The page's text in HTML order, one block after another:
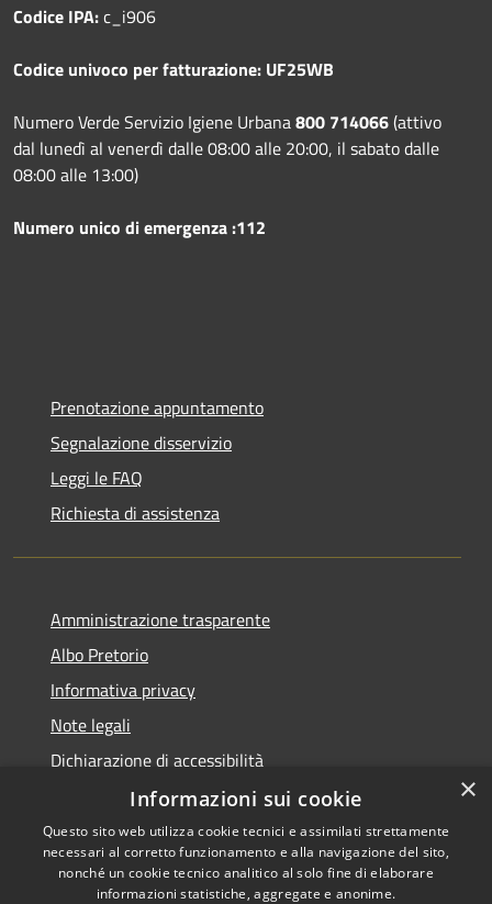
Codice IPA:c_i906
Codice univoco per fatturazione: UF25WB
Numero Verde Servizio Igiene Urbana800 714066(attivo
dal lunedì al venerdì dalle 08:00 alle 20:00, il sabato dalle
08:00 alle 13:00)
Numero unico di emergenza :112
Prenotazione appuntamento
Segnalazione disservizio
Leggi le FAQ
Richiesta di assistenza
Amministrazione trasparente
Albo Pretorio
Informativa privacy
Note legali
Dichiarazione di accessibilità
Accessibilità
Copyright © 2026 • Comune di
Spinadesco • Powered by
×
Informazioni sui cookie
Questo sito web utilizza cookie tecnici e assimilati strettamente
necessari al corretto funzionamento e alla navigazione del sito,
nonché un cookie tecnico analitico al solo fine di elaborare
informazioni statistiche, aggregate e anonime.